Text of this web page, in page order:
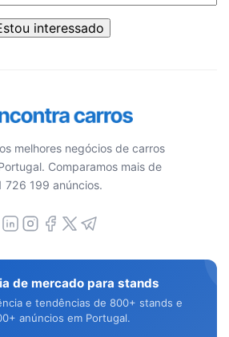
interessado
melhores negócios de carros
Comparamos mais de
726 199 anúncios.
de mercado para stands
e tendências de 800+ stands e
anúncios em Portugal.